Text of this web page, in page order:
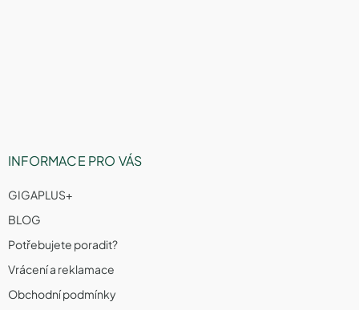
INFORMACE PRO VÁS
GIGAPLUS+
BLOG
Potřebujete poradit?
Vrácení a reklamace
Obchodní podmínky